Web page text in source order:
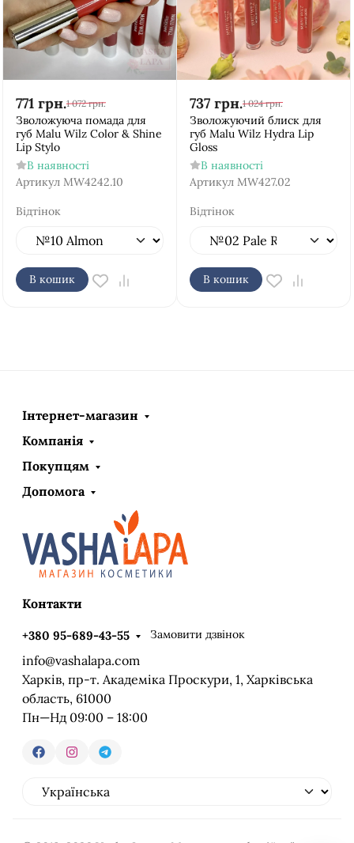
771 грн.1 072 грн.
Зволожуюча помада для
губ Malu Wilz Color & Shine
Lip Stylo
В наявності
Артикул MW4242.10
Відтінок
В кошик
737 грн.1 024 грн.
Зволожуючий блиск для
губ Malu Wilz Hydra Lip
Gloss
В наявності
Артикул MW427.02
Відтінок
В кошик
Інтернет-магазин
Компанія
Покупцям
Допомога
Контакти
+380 95-689-43-55 Замовити дзвінок
info@vashalapa.com
Харків, пр-т. Академіка Проскури, 1, Харківська
область, 61000
Пн—Нд 09:00 – 18:00